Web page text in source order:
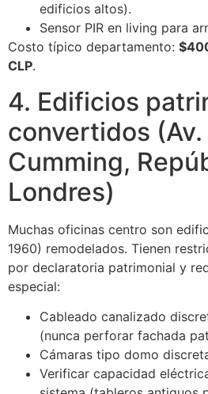
edificios altos).
Sensor PIR en living para
Costo típico departamento:
CLP.
4. Edificios
convertidos (Av.
Cumming,
Londres)
Muchas oficinas centro son
1960) remodelados. Tienen
por declaratoria patrimonial y
especial:
Cableado canalizado
(nunca perforar fachada
Cámaras tipo domo
Verificar capacidad